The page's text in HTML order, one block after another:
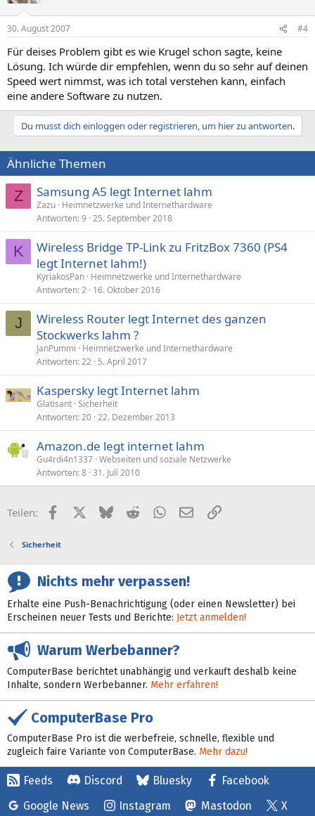
30. August 2007 #4
Für deises Problem gibt es wie Krugel schon sagte, keine
Lösung. Ich würde dir empfehlen, wenn du so sehr auf deinen
Speed wert nimmst, was ich total verstehen kann, einfach
eine andere Software zu nutzen.
Du musst dich einloggen oder registrieren, um hier zu antworten.
Ähnliche Themen
Z Samsung A5 legt Internet lahm
Zazu Heimnetzwerke und Internethardware
Antworten 9 25. September 2018
K
Wireless Bridge TP-Link zu FritzBox 7360 (PS4
legt Internet lahm!)
KyriakosPan Heimnetzwerke und Internethardware
Antworten 2 16. Oktober 2016
J
Wireless Router legt Internet des ganzen
Stockwerks lahm ?
JanPummi
Heimnetzwerke und Internethardware
Antworten 22 5. April 2017
Kaspersky legt Internet lahm
Glatisant Sicherheit
Antworten 20 22. Dezember 2013
Amazon.de legt internet lahm
Gu4rdi4n1337 Webseiten und soziale Netzwerke
Antworten 8 31. Juli 2010
Teilen: FacebookX (Twitter)
BlueskyRedditWhatsApp
E-MailLink
Sicherheit
Nichts mehr verpassen!
Erhalte eine Push-Benachrichtigung (oder einen Newsletter) bei
Erscheinen neuer Tests und Berichte: Jetzt anmelden!
Warum Werbebanner?
ComputerBase berichtet unabhängig und verkauft deshalb keine
Inhalte, sondern Werbebanner. Mehr erfahren!
ComputerBase Pro
ComputerBase Pro ist die werbefreie, schnelle, flexible und
zugleich faire Variante von ComputerBase. Mehr dazu!
Feeds Discord Bluesky
Facebook
Google News
Instagram Mastodon X